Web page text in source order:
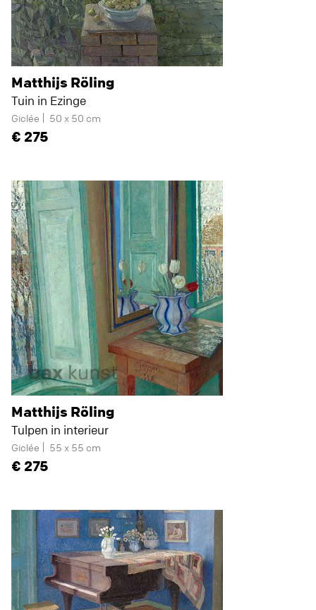
Matthijs Röling
Tuin in Ezinge
Giclée 50 x 50 cm
275
Matthijs Röling
Tulpen in interieur
Giclée 55 x 55 cm
275